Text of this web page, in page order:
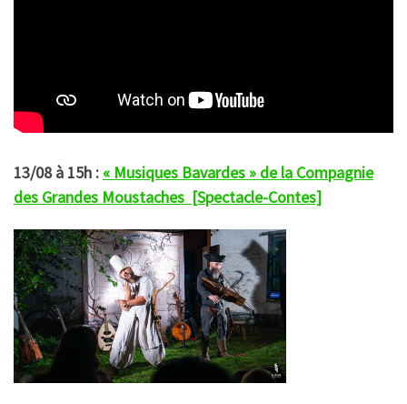
13/08 à 15h : « Musiques Bavardes » de la Compagnie
des Grandes Moustaches [Spectacle-Contes]